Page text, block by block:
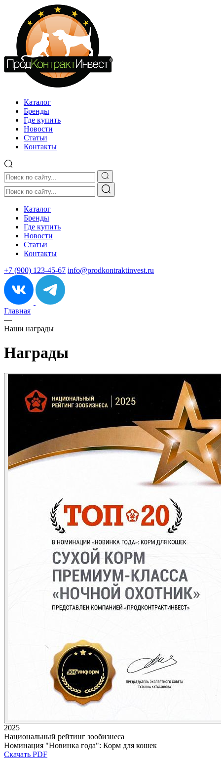
Каталог
Бренды
Где купить
Новости
Статьи
Контакты
Каталог
Бренды
Где купить
Новости
Статьи
Контакты
+7 (900) 123-45-67 info@prodkontraktinvest.ru
Главная
—
Наши награды
Награды
2025
Национальный рейтинг зообизнеса
Номинация "Новинка года": Корм для кошек
Скачать PDF